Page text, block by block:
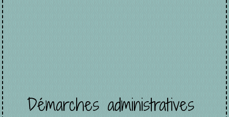
Démarches administratives